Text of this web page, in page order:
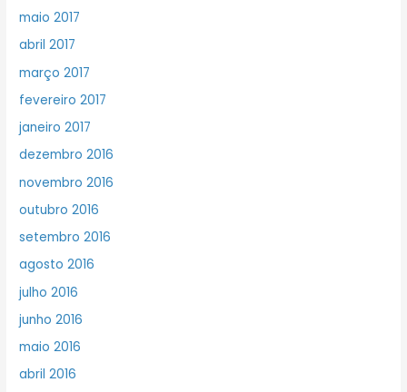
maio 2017
abril 2017
março 2017
fevereiro 2017
janeiro 2017
dezembro 2016
novembro 2016
outubro 2016
setembro 2016
agosto 2016
julho 2016
junho 2016
maio 2016
abril 2016